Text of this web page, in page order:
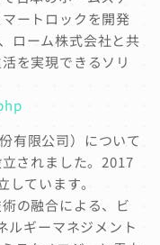
ートロックを開発
ローム株式会社と共
を実現できるソリ
有限公司）について
されました。2017
ています。
の融合による、ビ
ルギーマネジメント